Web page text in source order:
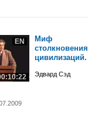
EN
Миф
столкновения
цивилизаций.
Эдвард Сэд